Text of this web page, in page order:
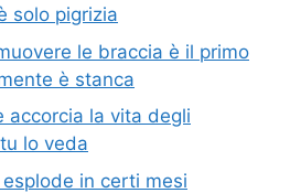
solo pigrizia
le braccia è il primo
è stanca
accorcia la vita degli
lo veda
in certi mesi